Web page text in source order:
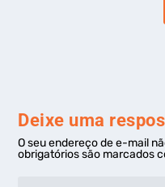
Deixe uma
O seu endereço de e-mail
obrigatórios são marcados